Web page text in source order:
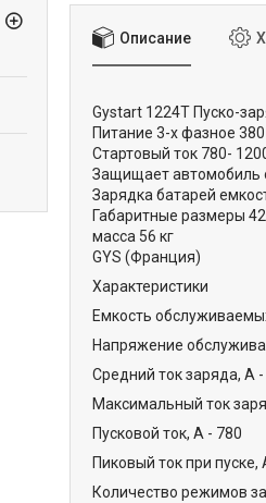
Описание
Gystart 1224T Пуско-
Питание 3-х фазное 380
Стартовый ток 780-
Защищает автомобиль
Зарядка батарей
Габаритные размеры
масса 56 кг
GYS (Франция)
Характеристики
Емкость
Напряжение
Средний ток заряда, А -
Максимальный ток
Пусковой ток, А - 780
Пиковый ток при пуске,
Количество режимов